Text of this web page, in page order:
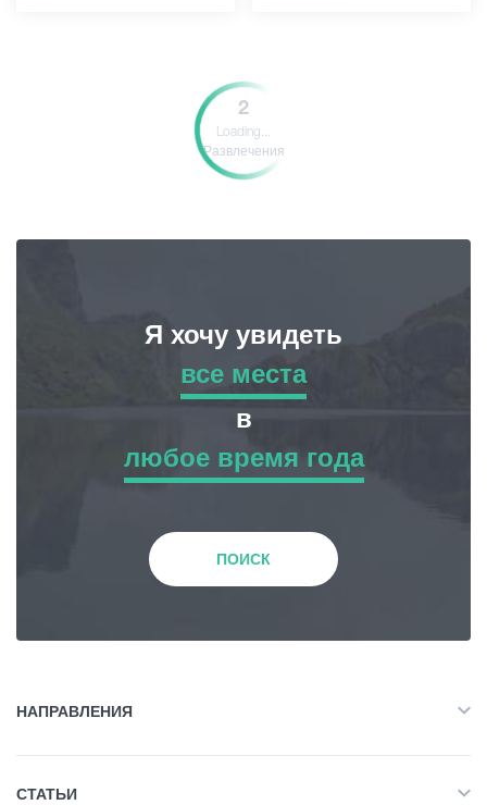
2
Loading...
Развлечения
Я хочу увидеть
все места
все места
в
любое время года
любое время года
ПОИСК
НАПРАВЛЕНИЯ
СТАТЬИ